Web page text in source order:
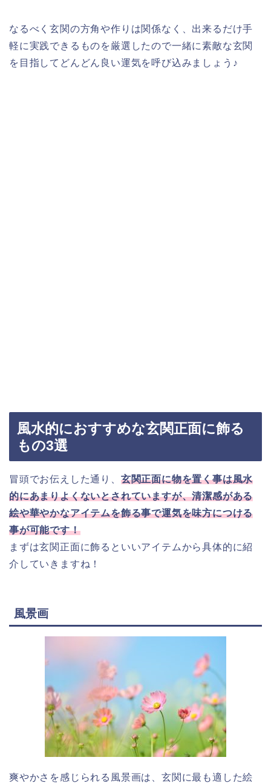
なるべく玄関の方角や作りは関係なく、出来るだけ手
軽に実践できるものを厳選したので一緒に素敵な玄関
を目指してどんどん良い運気を呼び込みましょう♪
風水的におすすめな玄関正面に飾る
もの3選
冒頭でお伝えした通り、 玄関正面に物を置く事は風水
的にあまりよくないとされていますが、清潔感がある
絵や華やかなアイテムを飾る事で運気を味方につける
事が可能です！
まずは玄関正面に飾るといいアイテムから具体的に紹
介していきますね！
風景画
爽やかさを感じられる風景画は、玄関に最も適した絵